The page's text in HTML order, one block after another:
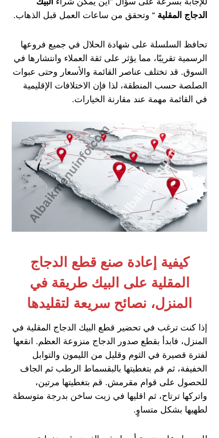
الدجاج المقلية “ وتحقق من ساعات العمل قبل الذهاب.
تحافظ السلسلة على شهادة الحلال في جميع فروعها
الرسمية تقريبًا، مما يؤثر على ثقة العملاء وانتشارها في
السوق. قد تختلف عناصر القائمة والأسعار وحتى عبوات
الصلصة حسب المنطقة، لذا فإن الاختلافات الإقليمية
في القائمة مهمة عند مقارنة الخيارات.
كيفية إعادة صنع قطع الدجاج
المقلية على البيك طريقة في
المنزل، نصائح سريعة لتقليدها
إذا كنت ترغب في تحضير قطع البيك الدجاج المقلية في
المنزل، فابدأ بقطع صدور الدجاج منزوعة العظم. انقعها
لفترة قصيرة في الثوم وقليل من الليمون والتوابل
الخفيفة، ثم قم بتغطيتها بالبقسماط الرطب ثم الجاف
للحصول على قوام مقرمش. قم بتغطيتها مرتين،
واتركها ترتاح، ثم اقليها في زيت ساخن بدرجة متوسطة
لطهيها بشكل متساوٍ.